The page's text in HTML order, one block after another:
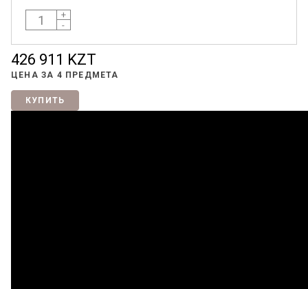
Я ознакомлен с
обработки персональных данных и
+
-
426 911 KZT
КУПИТЬ
ЦЕНА ЗА 4 ПРЕДМЕТА